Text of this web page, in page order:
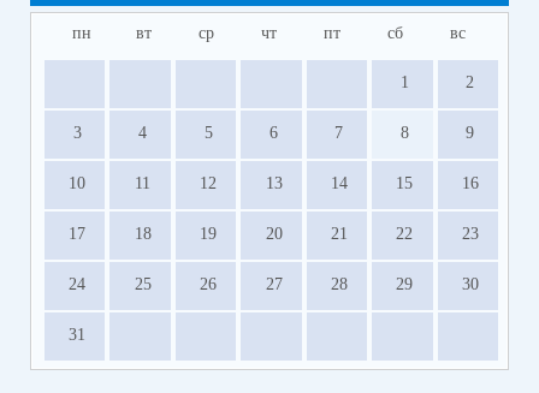
пн вт ср чт пт сб вс
1 2
3 4 5 6 7 8 9
10 11 12 13 14 15 16
17 18 19 20 21 22 23
24 25 26 27 28 29 30
31